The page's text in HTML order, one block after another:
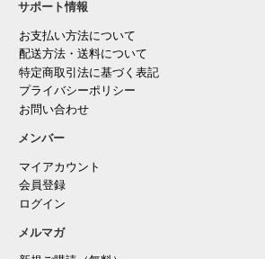
サポート情報
お支払い方法について
配送方法・送料について
特定商取引法に基づく表記
プライバシーポリシー
お問い合わせ
メンバー
マイアカウント
会員登録
ログイン
メルマガ